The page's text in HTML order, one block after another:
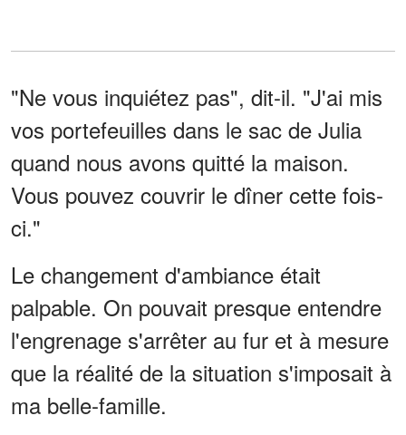
"Ne vous inquiétez pas", dit-il. "J'ai mis
vos portefeuilles dans le sac de Julia
quand nous avons quitté la maison.
Vous pouvez couvrir le dîner cette fois-
ci."
Le changement d'ambiance était
palpable. On pouvait presque entendre
l'engrenage s'arrêter au fur et à mesure
que la réalité de la situation s'imposait à
ma belle-famille.